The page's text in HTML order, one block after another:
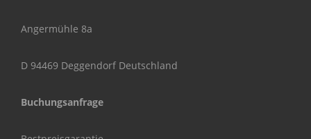
Angermühle 8a
D 94469 Deggendorf Deutschland
Buchungsanfrage